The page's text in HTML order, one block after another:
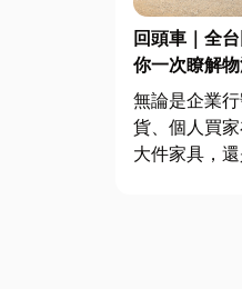
回頭車｜全
你一次瞭解
無論是企業
貨、個人買
大件家具，